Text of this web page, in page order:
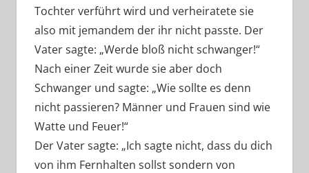
Tochter verführt wird und verheiratete sie
also mit jemandem der ihr nicht passte. Der
Vater sagte: „Werde bloß nicht schwanger!“
Nach einer Zeit wurde sie aber doch
Schwanger und sagte: „Wie sollte es denn
nicht passieren? Männer und Frauen sind wie
Watte und Feuer!“
Der Vater sagte: „Ich sagte nicht, dass du dich
von ihm Fernhalten sollst sondern von